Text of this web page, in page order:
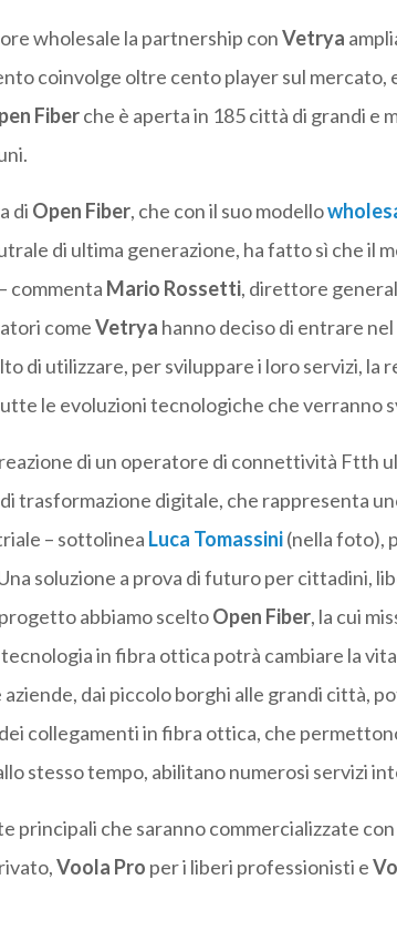
wholesale la partnership conVetrya
coinvolge oltre cento player sul mercato,
Fiberche è aperta in 185 città di grandi e
di Open Fiber, che con il suo modello
di ultima generazione, ha fatto sì che il
commenta Mario Rossetti, direttore
comeVetrya hanno deciso di entrare
di utilizzare, per sviluppare i loro servizi, la
le evoluzioni tecnologiche che verranno
di un operatore di connettività Ftth
trasformazione digitale, che rappresenta
– sottolinea Luca Tomassini (nella foto),
soluzione a prova di futuro per cittadini,
abbiamo sceltoOpen Fiber, la cui
tecnologia in fibra ottica potrà cambiare la
dai piccolo borghi alle grandi città,
collegamenti in fibra ottica, che
stesso tempo, abilitano numerosi servizi
principali che saranno commercializzate con
Voola Pro per i liberi professionisti e